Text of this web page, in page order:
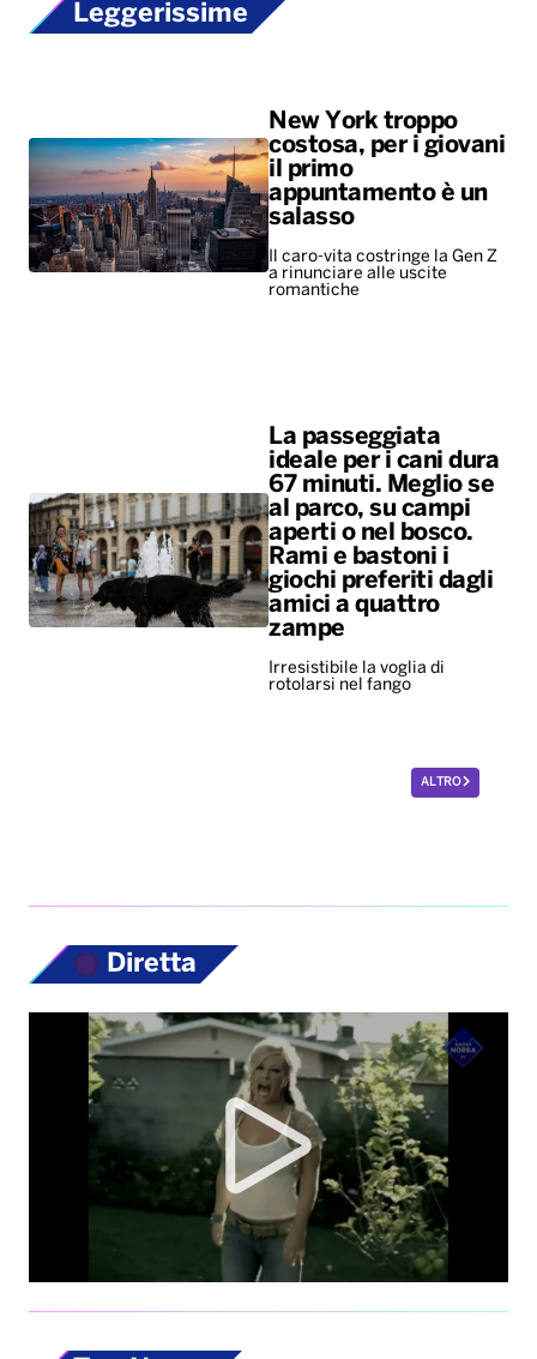
Leggerissime
New York troppo
costosa, per i giovani
il primo
appuntamento è un
salasso
Il caro-vita costringe la Gen Z
a rinunciare alle uscite
romantiche
La passeggiata
ideale per i cani dura
67 minuti. Meglio se
al parco, su campi
aperti o nel bosco.
Rami e bastoni i
giochi preferiti dagli
amici a quattro
zampe
Irresistibile la voglia di
rotolarsi nel fango
ALTRO
Diretta